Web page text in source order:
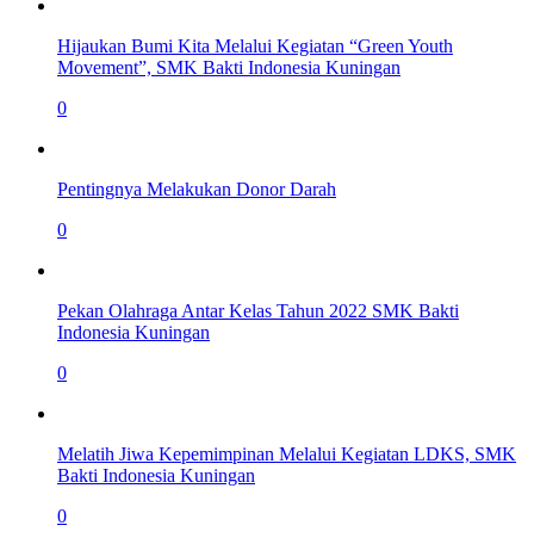
Hijaukan Bumi Kita Melalui Kegiatan “Green Youth
Movement”, SMK Bakti Indonesia Kuningan
0
Pentingnya Melakukan Donor Darah
0
Pekan Olahraga Antar Kelas Tahun 2022 SMK Bakti
Indonesia Kuningan
0
Melatih Jiwa Kepemimpinan Melalui Kegiatan LDKS, SMK
Bakti Indonesia Kuningan
0